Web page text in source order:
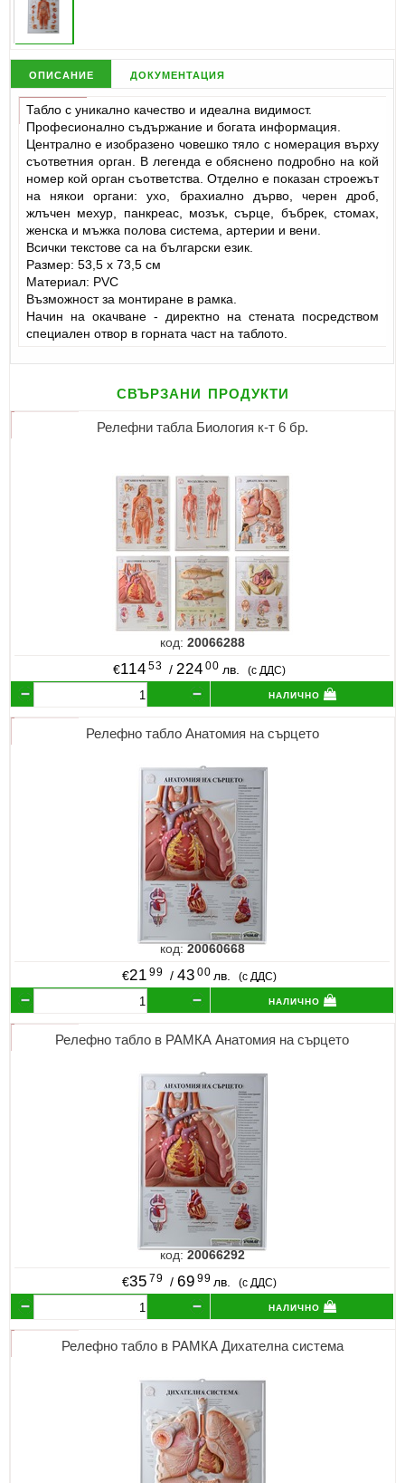
описание документация
Табло с уникално качество и идеална видимост.
Професионално съдържание и богата информация.
Централно е изобразено човешко тяло с номерация върху
съответния орган. В легенда е обяснено подробно на кой
номер кой орган съответства. Отделно е показан строежът
на някои органи: ухо, брахиално дърво, черен дроб,
жлъчен мехур, панкреас, мозък, сърце, бъбрек, стомах,
женска и мъжка полова система, артерии и вени.
Всички текстове са на български език.
Размер: 53,5 х 73,5 см
Материал: PVC
Възможност за монтиране в рамка.
Начин на окачване - директно на стената посредством
специален отвор в горната част на таблото.
свързани продукти
Релефни табла Биология к-т 6 бр.
код: 20066288
€114 53 /224 00 лв. (с ДДС)
налично
Релефно табло Анатомия на сърцето
код:20060668
€21 99 / 43 00 лв. (с ДДС)
налично
Релефно табло в РАМКА Анатомия на сърцето
код:20066292
€35 79 / 69 99 лв. (с ДДС)
налично
Релефно табло в РАМКА Дихателна система